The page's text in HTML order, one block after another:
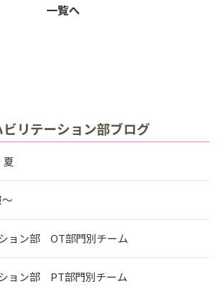
一覧へ
ビリテーション部ブログ
夏
ョン部 OT部門別チーム
ョン部 PT部門別チーム